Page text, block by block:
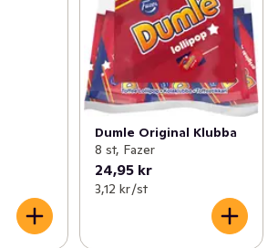
Dumle Original Klubba
8 st, Fazer
24,95 kr
3,12 kr /st